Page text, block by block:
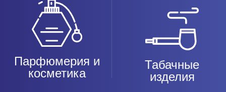
Парфюмерия и
косметика
Табачные
изделия